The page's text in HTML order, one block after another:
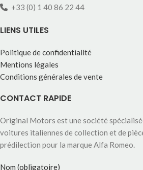
+33 (0) 1 40 86 22 44
LIENS UTILES
Politique de confidentialité
Mentions légales
Conditions générales de vente
CONTACT RAPIDE
Original Motors est une société
voitures italiennes de collection et de
prédilection pour la marque Alfa Romeo.
Nom (obligatoire)